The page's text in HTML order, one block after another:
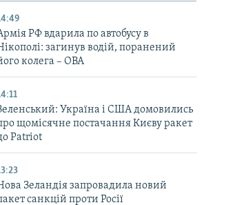
РФ вдарила по автобусу в
загинув водій, поранений
колега – ОВА
Україна і США домовились
щомісячне постачання Києву ракет
Patriot
Зеландія запровадила новий
санкцій проти Росії